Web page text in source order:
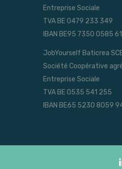
Entreprise Sociale
TVA BE 0479 233 349
IBAN BE95 7350 0585
JobYourself Baticrea
Société Coopérative
Entreprise Sociale
TVA BE 0535 541 255
IBAN BE65 5230 8059